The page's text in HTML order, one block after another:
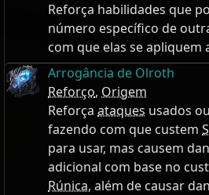
Reforça habilidades que
número específico de
com que elas se apliquem
Arrogância de Olroth
Reforço, Origem
Reforça ataques usados ou
fazendo com que custem
para usar, mas causem
adicional com base no
Rúnica, além de causar